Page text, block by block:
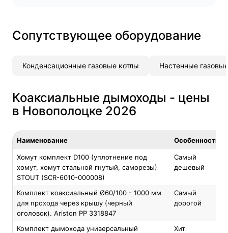
Сопутствующее оборудование
Конденсационные газовые котлы Настенные
Коаксиальные дымоходы - цены
в Новополоцке 2026
Наименование Особенность
Хомут комплект D100 (уплотнение под
хомут, хомут стальной гнутый, саморезы)
STOUT (SCR-6010-000008)
Самый
дешевый
Комплект коаксиальный Ø60/100 - 1000 мм
для прохода через крышу (черный
оголовок). Ariston PP 3318847
Самый
дорогой
Комплект дымохода универсальный
Хит